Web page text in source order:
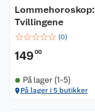
Lommehoroskop:
Tvillingene
☆☆☆☆☆ (0)
14900
På lager (1-5)
På lager i 5 butikker